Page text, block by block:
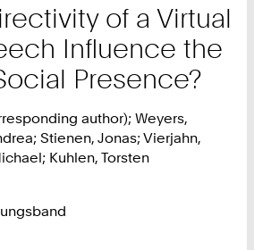
of a Virtual
Influence the
Presence?
author); Weyers,
Stienen, Jonas; Vierjahn,
Kuhlen, Torsten